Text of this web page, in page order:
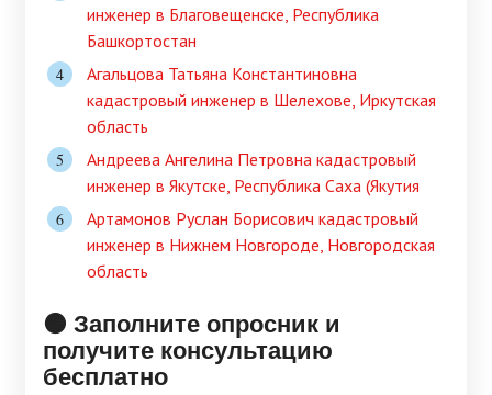
инженер в Благовещенске, Республика
Башкортостан
Агальцова Татьяна Константиновна
кадастровый инженер в Шелехове, Иркутская
область
Андреева Ангелина Петровна кадастровый
инженер в Якутске, Республика Саха (Якутия
Артамонов Руслан Борисович кадастровый
инженер в Нижнем Новгороде, Новгородская
область
🟠 Заполните опросник и
получите консультацию
бесплатно